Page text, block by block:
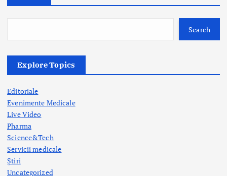
Search
Explore Topics
Editoriale
Evenimente Medicale
Live Video
Pharma
Science&Tech
Servicii medicale
Știri
Uncategorized